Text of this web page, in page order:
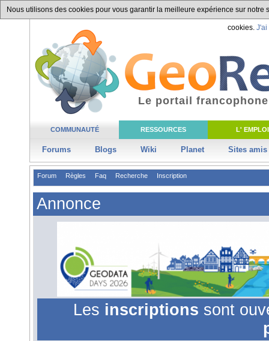
Nous utilisons des cookies pour vous garantir la meilleure expérience sur
cookies. J'ai
COMMUNAUTÉ RESSOURCES L' EMPLOI
Forums Blogs Wiki Planet Sites amis
Le portail
Forum Règles Faq Recherche Inscription
Annonce
Les inscriptions sont